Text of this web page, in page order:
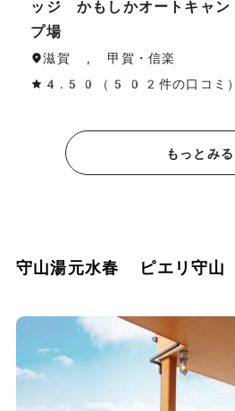
ッジ かもしかオートキャン
プ場
滋賀 , 甲賀・信楽
4.50（502件の口コミ）
もっとみる
守山湯元水春 ピエリ守山